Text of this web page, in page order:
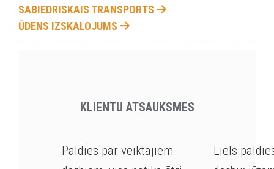
SABIEDRISKAIS TRANSPORTS
ŪDENS IZSKALOJUMS
KLIENTU ATSAUKSMES
Paldies par veiktajiem
Liels